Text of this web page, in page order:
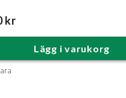
kr
Lägg i varukorg